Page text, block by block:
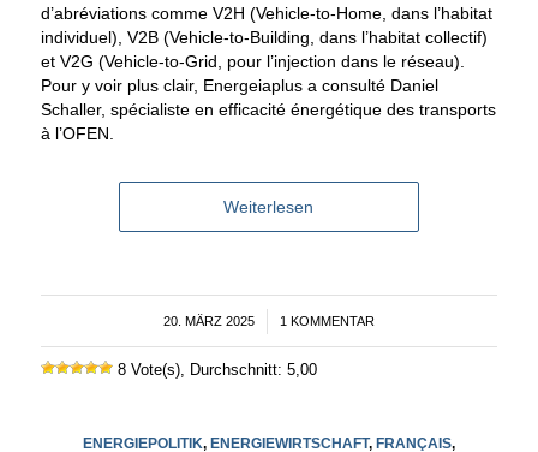
d’abréviations comme V2H (Vehicle-to-Home, dans l’habitat
individuel), V2B (Vehicle-to-Building, dans l’habitat collectif)
et V2G (Vehicle-to-Grid, pour l’injection dans le réseau).
Pour y voir plus clair, Energeiaplus a consulté Daniel
Schaller, spécialiste en efficacité énergétique des transports
à l’OFEN.
Weiterlesen
20. MÄRZ 2025
/ 1 KOMMENTAR
8 Vote(s), Durchschnitt: 5,00
ENERGIEPOLITIK, ENERGIEWIRTSCHAFT, FRANÇAIS,